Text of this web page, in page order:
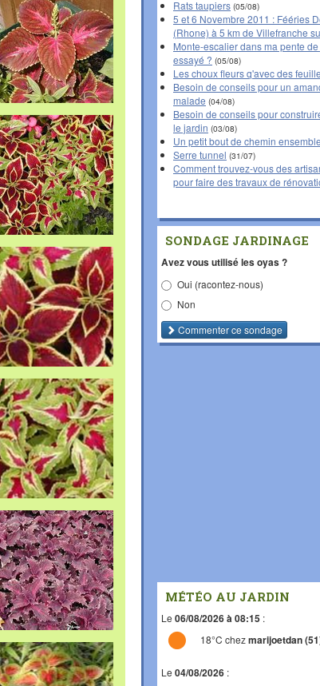
Rats taupiers (05/08)
5 et 6 Novembre 2011 : Fééries
(Rhone) à 5 km de Villefranche
Monte-escalier dans ma pente
essayé ? (05/08)
Les choux fleurs q'avec des
Besoin de conseils pour un
malade (04/08)
Besoin de conseils pour
le jardin (03/08)
Un petit bout de chemin ensemble
Serre tunnel (31/07)
Comment trouvez-vous des
pour faire des travaux de
SONDAGE JARDINAGE
Avez vous utilisé les oyas ?
Oui (racontez-nous)
Non
Commenterce sondage
MÉTÉO AU JARDIN
Le 06/08/2026 à 08:15 :
18°C chezmarijoetdan
Le 04/08/2026 :